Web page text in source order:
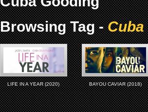
Browsing Tag -
LIFE IN A YEAR (2020) BAYOU CAVIAR (2018)